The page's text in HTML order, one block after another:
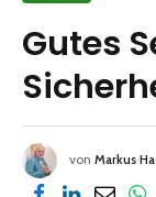
Gutes
von Markus